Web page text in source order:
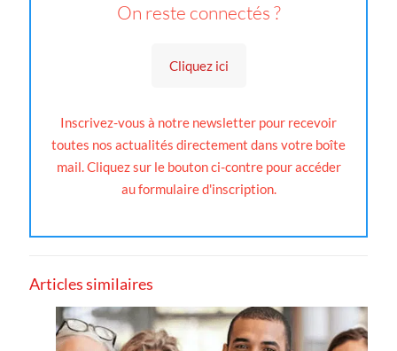
On reste connectés ?
Cliquez ici
Inscrivez-vous à notre newsletter pour recevoir
toutes nos actualités directement dans votre boîte
mail. Cliquez sur le bouton ci-contre pour accéder
au formulaire d'inscription.
Articles similaires